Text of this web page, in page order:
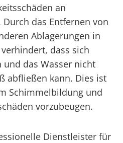
an
das Entfernen von
Ablagerungen in
dass sich
das Wasser nicht
abfließen kann. Dies ist
Schimmelbildung und
vorzubeugen.
Dienstleister für